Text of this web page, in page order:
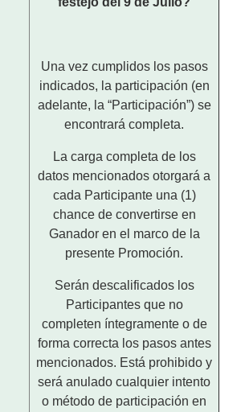
Una vez cumplidos los pasos
indicados, la participación (en
adelante, la “Participación”) se
encontrará completa.
La carga completa de los
datos mencionados otorgará a
cada Participante una (1)
chance de convertirse en
Ganador en el marco de la
presente Promoción.
Serán descalificados los
Participantes que no
completen íntegramente o de
forma correcta los pasos antes
mencionados. Está prohibido y
será anulado cualquier intento
o método de participación en